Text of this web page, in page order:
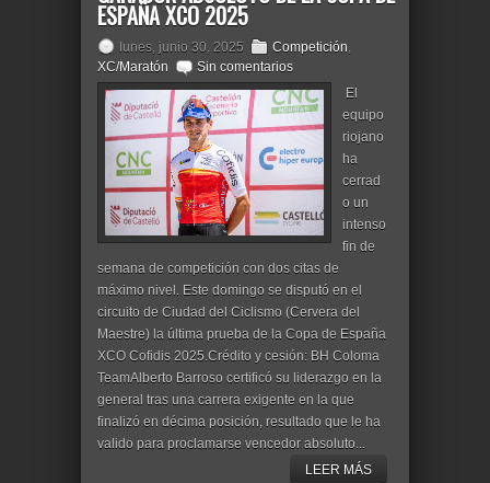
ESPAÑA XCO 2025
lunes, junio 30, 2025 Competición,
XC/Maratón
Sin comentarios
El
equipo
riojano
ha
cerrad
o un
intenso
fin de
semana de competición con dos citas de
máximo nivel. Este domingo se disputó en el
circuito de Ciudad del Ciclismo (Cervera del
Maestre) la última prueba de la Copa de España
XCO Cofidis 2025.Crédito y cesión: BH Coloma
TeamAlberto Barroso certificó su liderazgo en la
general tras una carrera exigente en la que
finalizó en décima posición, resultado que le ha
valido para proclamarse vencedor absoluto...
LEER MÁS